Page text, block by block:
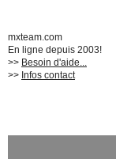
mxteam.com
En ligne depuis 2003!
>> Besoin d'aide...
>> Infos contact